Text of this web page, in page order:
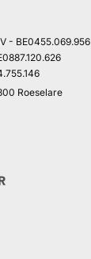
- BE0455.069.956
Roeselare